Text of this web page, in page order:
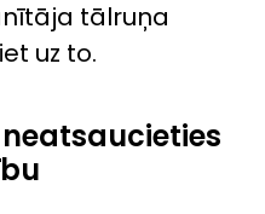
tālruņa
uz to.